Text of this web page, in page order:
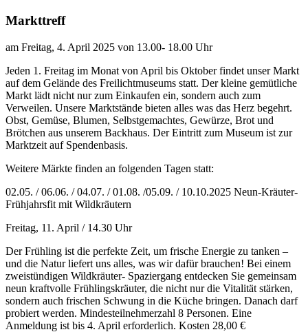
Markttreff
am Freitag, 4. April 2025 von 13.00- 18.00 Uhr
Jeden 1. Freitag im Monat von April bis Oktober findet unser Markt
auf dem Gelände des Freilichtmuseums statt. Der kleine gemütliche
Markt lädt nicht nur zum Einkaufen ein, sondern auch zum
Verweilen. Unsere Marktstände bieten alles was das Herz begehrt.
Obst, Gemüse, Blumen, Selbstgemachtes, Gewürze, Brot und
Brötchen aus unserem Backhaus. Der Eintritt zum Museum ist zur
Marktzeit auf Spendenbasis.
Weitere Märkte finden an folgenden Tagen statt:
02.05. / 06.06. / 04.07. / 01.08. /05.09. / 10.10.2025 Neun-Kräuter-
Frühjahrsfit mit Wildkräutern
Freitag, 11. April / 14.30 Uhr
Der Frühling ist die perfekte Zeit, um frische Energie zu tanken –
und die Natur liefert uns alles, was wir dafür brauchen! Bei einem
zweistündigen Wildkräuter- Spaziergang entdecken Sie gemeinsam
neun kraftvolle Frühlingskräuter, die nicht nur die Vitalität stärken,
sondern auch frischen Schwung in die Küche bringen. Danach darf
probiert werden. Mindesteilnehmerzahl 8 Personen. Eine
Anmeldung ist bis 4. April erforderlich. Kosten 28,00 €